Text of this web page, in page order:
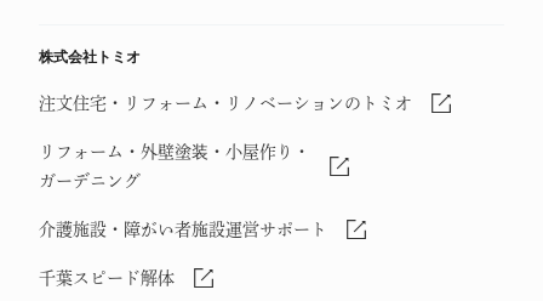
株式会社トミオ
注文住宅・リフォーム・リノベーションのトミオ
リフォーム・外壁塗装・小屋作り・
ガーデニング
介護施設・障がい者施設運営サポート
千葉スピード解体